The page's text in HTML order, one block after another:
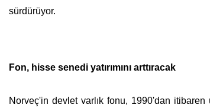
sürdürüyor.
Fon, hisse senedi yatırımını arttıracak
Norveç'in devlet varlık fonu, 1990'dan